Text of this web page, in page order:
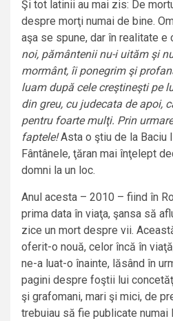
Şi tot latinii au mai zis: De
despre morţi numai de bine.
aşa se spune, dar în realitate e
noi, pământenii nu-i uităm şi
mormânt, îi ponegrim şi
luam după cele creştineşti pe
din greu, cu judecata de apoi,
pentru foarte mulţi. Prin
faptele!Asta o ştiu de la Baciu
Fântânele, ţăran mai înţelept
domni la un loc.
Anul acesta – 2010 – fiind în
prima data în viaţa, şansa să
zice un mort despre vii.
oferit-o nouă, celor încă în
ne-a luat-o înainte, lăsând în
pagini despre foştii lui
şi grafomani, mari şi mici, de
trebuiau să fie publicate numai